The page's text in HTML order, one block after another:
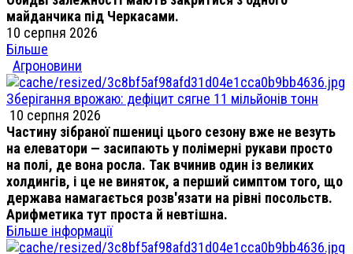
майданчика під Черкасами.
10 серпня 2026
Більше
Агроновини
Зберігання врожаю: дефіцит сягне 11 мільйонів тонн
10 серпня 2026
Частину зібраної пшениці цього сезону вже не везуть
на елеватори — засипають у полімерні рукави просто
на полі, де вона росла. Так вчинив один із великих
холдингів, і це не виняток, а перший симптом того, що
держава намагається розв'язати на рівні посольств.
Арифметика тут проста й невтішна.
Більше інформації